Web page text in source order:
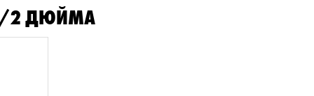
2 ДЮЙМА